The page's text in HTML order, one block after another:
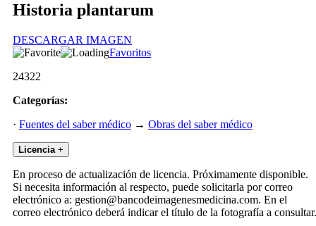
Historia plantarum
DESCARGAR IMAGEN
Favoritos
24322
Categorías:
· Fuentes del saber médico → Obras del saber médico
Licencia +
En proceso de actualización de licencia. Próximamente disponible.
Si necesita información al respecto, puede solicitarla por correo
electrónico a: gestion@bancodeimagenesmedicina.com. En el
correo electrónico deberá indicar el título de la fotografía a consultar.